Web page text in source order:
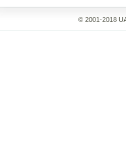
© 2001-2018